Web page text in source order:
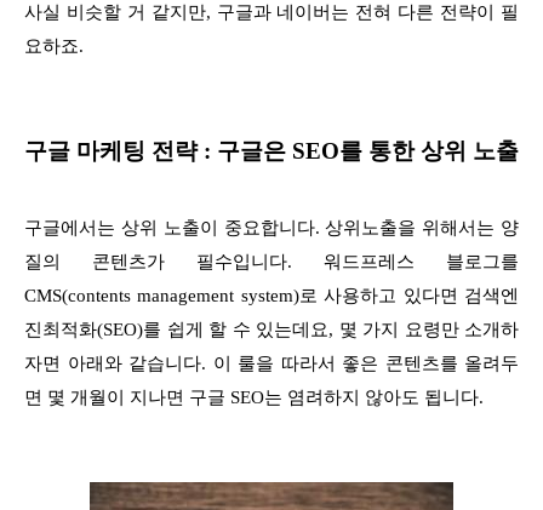
사실 비슷할 거 같지만, 구글과 네이버는 전혀 다른 전략이 필
요하죠.
구글 마케팅 전략 : 구글은 SEO를 통한 상위 노출
구글에서는 상위 노출이 중요합니다. 상위노출을 위해서는 양
질의 콘텐츠가 필수입니다. 워드프레스 블로그를
CMS(contents management system)로 사용하고 있다면 검색엔
진최적화(SEO)를 쉽게 할 수 있는데요, 몇 가지 요령만 소개하
자면 아래와 같습니다. 이 룰을 따라서 좋은 콘텐츠를 올려두
면 몇 개월이 지나면 구글 SEO는 염려하지 않아도 됩니다.